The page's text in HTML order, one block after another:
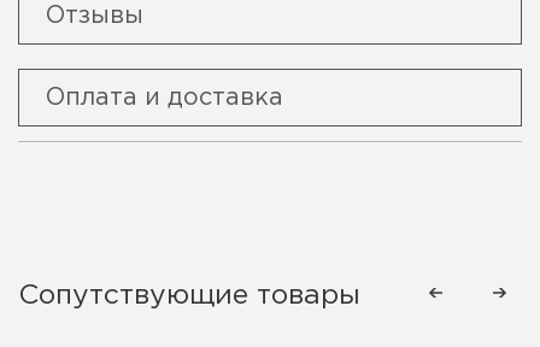
Отзывы
Оплата и доставка
Сопутствующие товары